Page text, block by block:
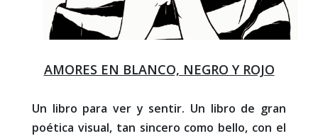
AMORES EN BLANCO, NEGRO Y ROJO
Un libro para ver y sentir. Un libro de gran
poética visual, tan sincero como bello, con el